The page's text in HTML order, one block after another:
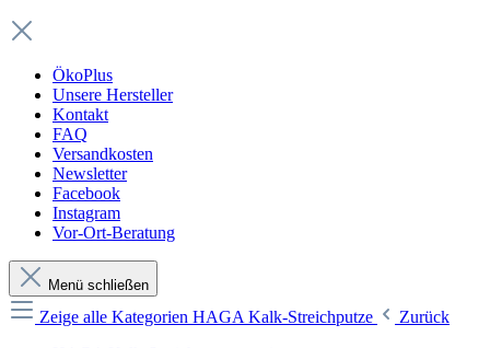
ÖkoPlus
Unsere Hersteller
Kontakt
FAQ
Versandkosten
Newsletter
Facebook
Instagram
Vor-Ort-Beratung
Menü schließen
Zeige alle Kategorien HAGA Kalk-Streichputze
Zurück